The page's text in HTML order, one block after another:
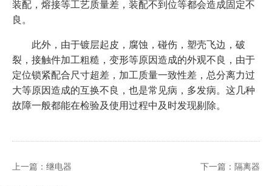
装配，熔接等工艺质量差，装配不到位等都会造成固定不
良。
此外，由于镀层起皮，腐蚀，碰伤，塑壳飞边，破
裂，接触件加工粗糙，变形等原因造成的外观不良，由于
定位锁紧配合尺寸超差，加工质量一致性差，总分离力过
大等原因造成的互换不良，也是常见病，多发病。这几种
故障一般都能在检验及使用过程中及时发现剔除。
上一篇：继电器 下一篇：隔离器